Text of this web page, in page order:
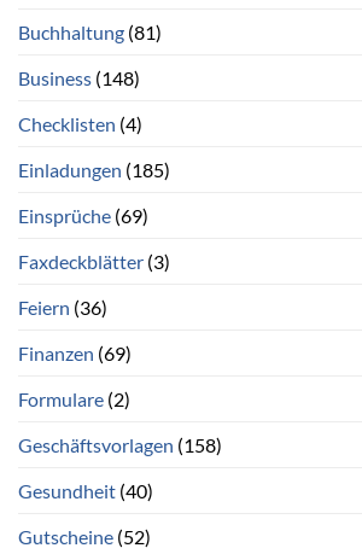
Buchhaltung (81)
Business (148)
Checklisten (4)
Einladungen (185)
Einsprüche (69)
Faxdeckblätter (3)
Feiern (36)
Finanzen (69)
Formulare (2)
Geschäftsvorlagen (158)
Gesundheit (40)
Gutscheine (52)